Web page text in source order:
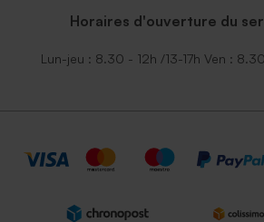
Horaires d'ouverture du
Lun-jeu : 8.30 - 12h /13-17h Ven :